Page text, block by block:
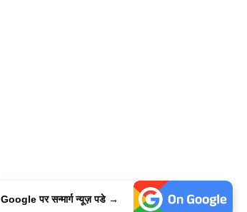
Google पर सन्मार्ग न्यूज़ पडे →